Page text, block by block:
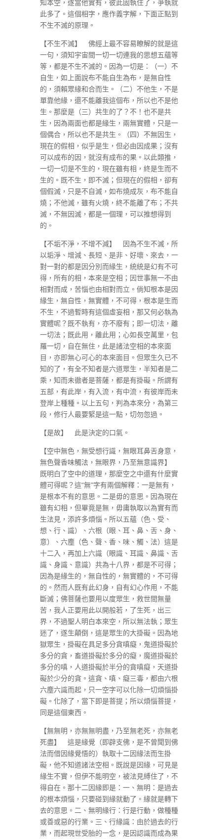
知本空，遂當他實有，彼此固執住了，爭執就
此多了。這個相字，應作義字解，下面正點到
不生不滅的原理。
【不生不滅】 佛經上最不容易瞭解的就是這
一句，須知宇宙間一切一切連我的思想五蘊等
等，都是不生不滅的。因為一切是：（一）不
自生，如上面說布不能自生為布，是無自性
的，須賴眾緣和合而生。（二）不他生，不是
單靠他緣，還不能離我這個布，所以也不是他
生。那麼是（三）共生的了？不！也不是共
生，因為兩面也都是緣生，兩無實體，只是一
個偶合，所以也不是共生。（四）不無因生，
現在的假相，似乎是生，但必由因成果；沒有
可以成布的因，就沒有成布的果。以此類推，
一切一切是不生的，現在雖有相，終是生而不
生的。既不生，即不滅；但現在的假相，卻有
個假滅，只是不自滅，如布燒成灰，布不能自
燒；不他滅，雖有火燒，終不能離了布；不共
滅，不無因滅，都是一個理，可以推想得到
的。
【不垢不淨，不增不減】 因為不生不滅，所
以垢淨、增減、長短、是非、好壞、來去，一
對一對的都是因分別而緣生，統統是幻有不可
得，所有的相，本來是空相；因世事無一不由
相對而成，苦惱也由相對而立。倘知根本是因
緣生，無自性，無實體，不可得，根本是生而
不生，不過暫時有這個虛妄相，那又何必執為
實體呢？既不執有，亦不廢有；即一切法，離
一切法；既此用，離此用；心如長空萬里，包
羅一切，自在無住，此是諸法空相的本來面
目，亦即無心可心的本來面目。但眾生久已不
知的了，有全不知者是六道眾生，半知者是二
乘，知而未徹者是菩薩，都是有掛礙。所謂有
五部，有此岸，有入流，有中流，有彼岸而未
登岸上種種。以上五句，判為本來分，為第三
段，修行人最要緊是這一點，切勿忽過。
【是故】 此是決定的口氣。
【空中無色，無受想行識，無眼耳鼻舌身意，
無色聲香味觸法，無眼界，乃至無意識界】
既明白了空中的道理，那麼空之中還有什麼實
體可得呢？這“無”字有兩個解釋：一是無有，
是根本不有的意思。二是毋的意思。因為現在
雖有幻相，但畢竟是無，毋庸執取以為實有而
生法見，添許多煩惱。所以五蘊（色、受、
想、行、識）、六根（眼、耳、鼻、舌、身、
意）、六塵（色、聲、香、味、觸、法）這是
十二入，再加上六識（眼識、耳識、鼻識、舌
識、身識、意識）共為十八界，都是不可得；
因為是緣生的，無自性的，無實體的，不可得
的。然而人既有此幻身，自有幻心作用，不能
斷滅；佛菩薩也要用以度眾生，救世間無量
苦，我人正要用此以開般若，了生死，出三
界，不過聖人明白本來空，所以無法執；眾生
迷了，遂生顛倒，這是眾生的大掛礙。因為地
獄眾生，掛礙在具足多分貪嗔癡，鬼道掛礙於
多分的貪，畜道掛礙於多分的癡，魔道掛礙於
多分的嗔，人道掛礙於半分的貪嗔癡，天道掛
礙於少分的貪。這貪、嗔、癡三毒，都由六根
六塵六識而起，只一空字可以化除一切煩惱掛
礙。化除了，當下即是菩提；所以煩惱菩提，
同是這個東西。
【無無明，亦無無明盡，乃至無老死，亦無老
死盡】 這是緣覺（即辟支佛，是不曾聞到佛
法而借因緣覺悟的）執取十二因緣法而生掛
礙，他不知道諸法空相。既說是因緣，可見是
緣生不實，但伊不能明空，被法見縛住了，不
得自在。那十二因緣即是：一、無明：是過去
的根本煩惱，只要碰到緣就動了。緣就是轉下
去的意思。二、無明緣行：行是行動，做種種
或善或惡的行業。三、行緣識：由於過去的行
業，而起現世受胎的一念，是因認識而成為果